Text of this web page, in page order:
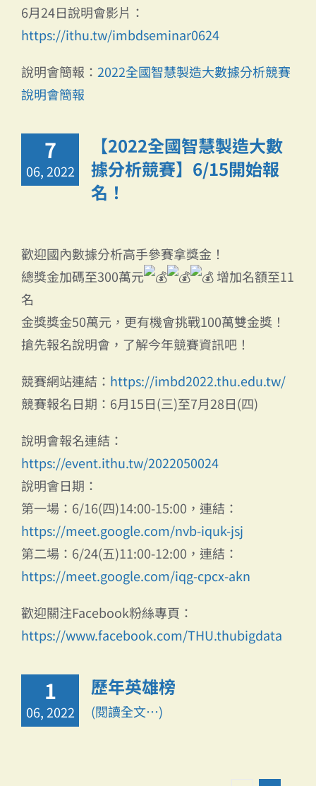
6月24日說明會影片：
https://ithu.tw/imbdseminar0624
說明會簡報： 2022全國智慧製造大數據分析競賽
說明會簡報
7
06, 2022
【2022全國智慧製造大數
據分析競賽】6/15開始報
名！
歡迎國內數據分析高手參賽拿獎金！
總獎金加碼至300萬元
增加名額至11
名
金獎獎金50萬元，更有機會挑戰100萬雙金獎！
搶先報名說明會，了解今年競賽資訊吧！
競賽網站連結： https://imbd2022.thu.edu.tw/
競賽報名日期：6月15日(三)至7月28日(四)
說明會報名連結：
https://event.ithu.tw/2022050024
說明會日期：
第一場：6/16(四)14:00-15:00，連結：
https://meet.google.com/nvb-iquk-jsj
第二場：6/24(五)11:00-12:00，連結：
https://meet.google.com/iqg-cpcx-akn
歡迎關注Facebook粉絲專頁：
https://www.facebook.com/THU.thubigdata
1
06, 2022
歷年英雄榜
(閱讀全文…)